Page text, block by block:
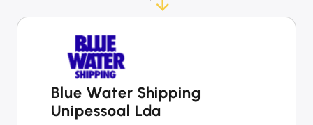
Blue Water Shipping
Unipessoal Lda